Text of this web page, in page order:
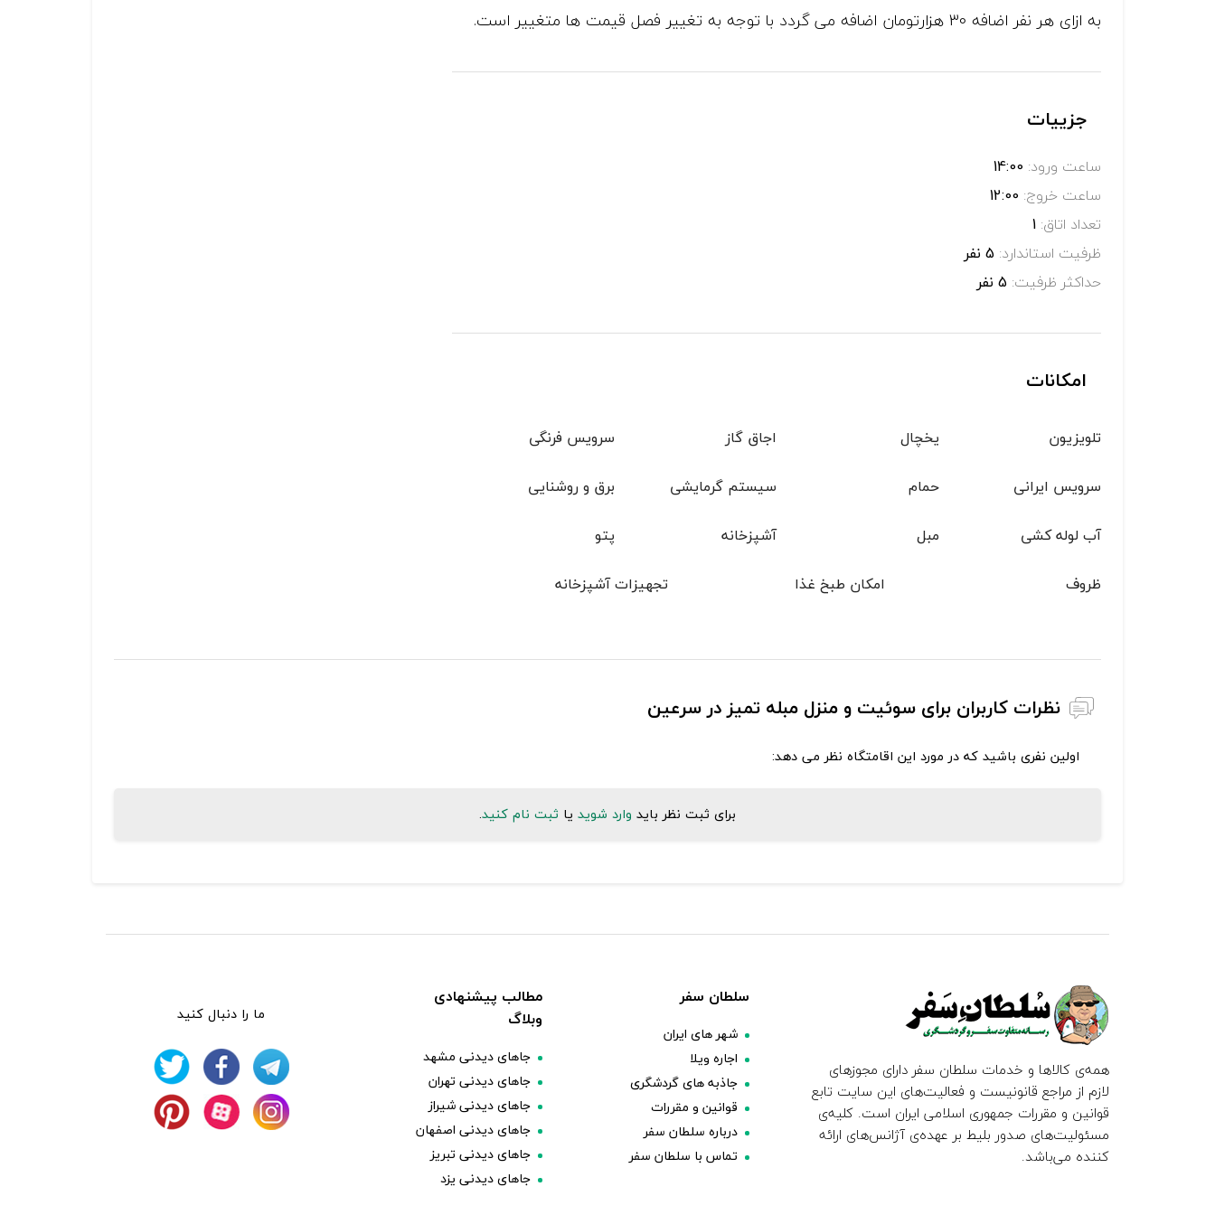
به ازای هر نفر اضافه 30 هزارتومان اضافه می گردد با توجه به تغییر فصل قیمت ها متغییر است.
جزییات
ساعت ورود:
ساعت خروج:
تعداد اتاق:
ظرفیت استاندارد:
حداکثر ظرفیت:
امکانات
تلویزیون یخچال اجاق گاز
سرویس فرنگی
سرویس ایرانی
حمام سیستم گرمایشی
برق و روشنایی
آب لوله کشی
مبل آشپزخانه
پتو
ظروف
امکان طبخ غذا تجهیزات آشپزخانه
نظرات کاربران برای سوئیت و منزل مبله تمیز در سرعین
اولین نفری باشید که در مورد این اقامتگاه نظر می دهد:
برای ثبت نظر باید وارد شوید یا ثبت نام کنید.
همه‌ی کالاها و خدمات سلطان سفر دارای مجوزهای
لازم از مراجع قانونیست و فعالیت‌های این سایت تابع
قوانین و مقررات جمهوری اسلامی ایران است. کلیه‌ی
مسئولیت‌های صدور بلیط بر عهده‌ی آژانس‌های ارائه
کننده می‌باشد.
سلطان سفر
شهر های ایران
اجاره ویلا
جاذبه های گردشگری
قوانین و مقررات
درباره سلطان سفر
تماس با سلطان سفر
مطالب پیشنهادی
وبلاگ
جاهای دیدنی مشهد
جاهای دیدنی تهران
جاهای دیدنی شیراز
جاهای دیدنی اصفهان
جاهای دیدنی تبریز
جاهای دیدنی یزد
ما را دنبال کنید